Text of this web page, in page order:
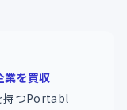
業を買収
持つPortabl